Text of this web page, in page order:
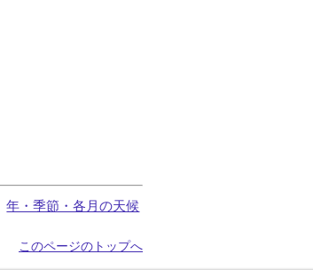
年・季節・各月の天候
このページのトップへ